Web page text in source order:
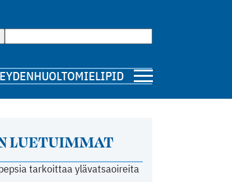
MIELIPIDE
LUETUIMMAT
tarkoittaa ylävatsaoireita